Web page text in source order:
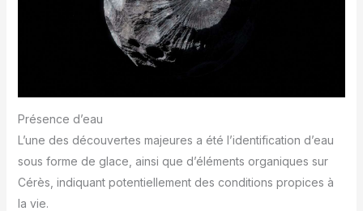
Présence d’eau
L’une des découvertes majeures a été l’identification d’eau
sous forme de glace, ainsi que d’éléments organiques sur
Cérès, indiquant potentiellement des conditions propices à
la vie.